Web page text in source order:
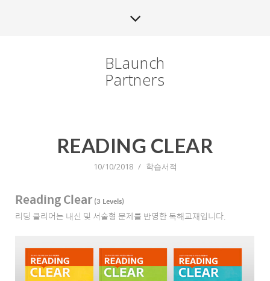
BLaunch
Partners
READING CLEAR
10/10/2018 / 학습서적
Reading Clear (3 Levels)
리딩 클리어는 내신 및 서술형 문제를 반영한 독해교재입니다.